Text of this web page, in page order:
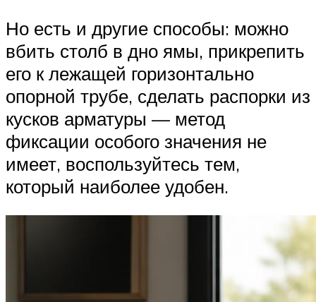
Но есть и другие способы: можно
вбить столб в дно ямы, прикрепить
его к лежащей горизонтально
опорной трубе, сделать распорки из
кусков арматуры — метод
фиксации особого значения не
имеет, воспользуйтесь тем,
который наиболее удобен.